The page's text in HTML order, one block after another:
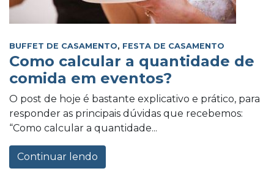
BUFFET DE CASAMENTO, FESTA DE CASAMENTO
Como calcular a quantidade de
comida em eventos?
O post de hoje é bastante explicativo e prático, para
responder as principais dúvidas que recebemos:
“Como calcular a quantidade...
Continuar lendo